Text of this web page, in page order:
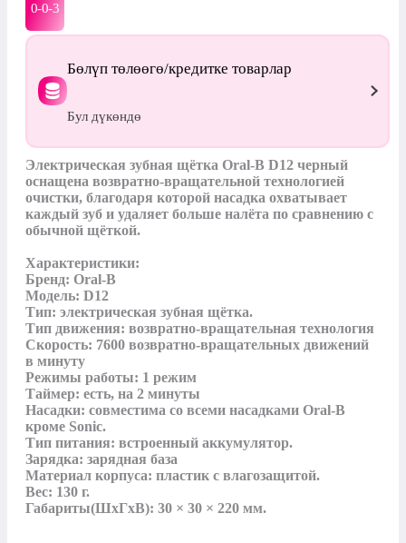
0-0-3
Бөлүп төлөөгө/кредитке товарлар
Бул дүкөндө
Электрическая зубная щётка Oral-B D12 черный
оснащена возвратно-вращательной технологией
очистки, благодаря которой насадка охватывает
каждый зуб и удаляет больше налёта по сравнению с
обычной щёткой.
Характеристики:
Бренд: Oral-B
Модель: D12
Тип: электрическая зубная щётка.
Тип движения: возвратно-вращательная технология
Скорость: 7600 возвратно-вращательных движений
в минуту
Режимы работы: 1 режим
Таймер: есть, на 2 минуты
Насадки: совместима со всеми насадками Oral-B
кроме Sonic.
Тип питания: встроенный аккумулятор.
Зарядка: зарядная база
Материал корпуса: пластик с влагозащитой.
Вес: 130 г.
Габариты(ШхГхВ): 30 × 30 × 220 мм.